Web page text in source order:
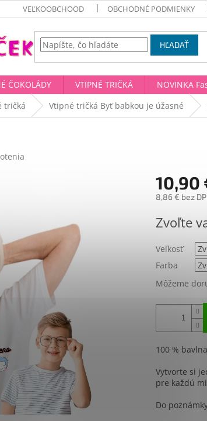
VEĽKOOBCHOOD OBCHODNÉ PODMIENKY
HĽADAŤ
ČOKOLÁDY VTIPNÉ TRIČKÁ NOVINKA
tričká Vtipné tričká Byť babkou je úžasné
10,90
8,86 € bez
cena:
Zvoľte
Veľkosť
Farba
Môžeme
100 %
Vytvorte si
pre každú
Do